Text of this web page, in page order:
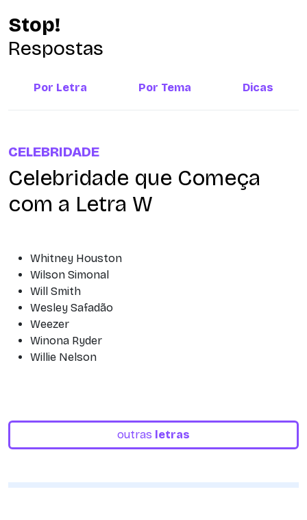
Stop!
Respostas
Por Letra Por Tema Dicas
CELEBRIDADE
Celebridade que Começa
com a Letra W
Whitney Houston
Wilson Simonal
Will Smith
Wesley Safadão
Weezer
Winona Ryder
Willie Nelson
outras letras